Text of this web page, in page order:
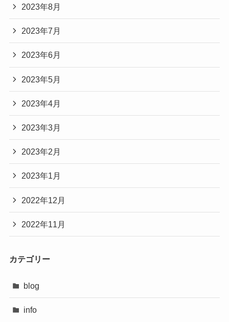
2023年8月
2023年7月
2023年6月
2023年5月
2023年4月
2023年3月
2023年2月
2023年1月
2022年12月
2022年11月
カテゴリー
blog
info